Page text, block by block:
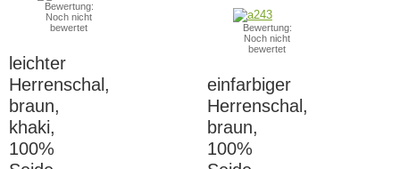
Bewertung:
Noch nicht
bewertet
leichter
Herrenschal,
braun,
khaki,
100%
Bewertung:
Noch nicht
bewertet
einfarbiger
Herrenschal,
braun,
100%